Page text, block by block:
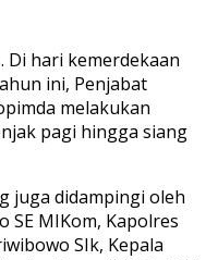
Di hari kemerdekaan
ini, Penjabat
melakukan
pagi hingga siang
juga didampingi oleh
SE MIKom, Kapolres
SIk, Kepala